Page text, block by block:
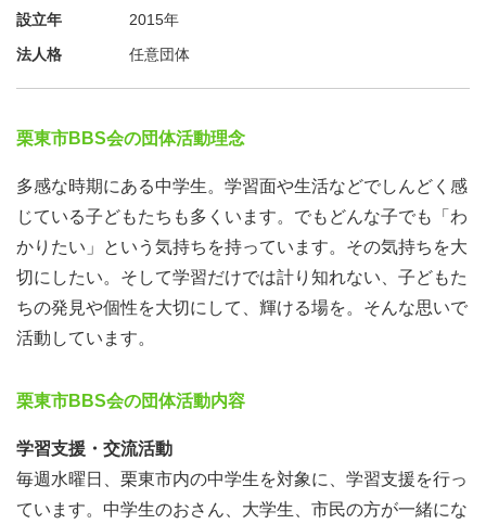
設立年
2015年
法人格
任意団体
栗東市BBS会の団体活動理念
多感な時期にある中学生。学習面や生活などでしんどく感
じている子どもたちも多くいます。でもどんな子でも「わ
かりたい」という気持ちを持っています。その気持ちを大
切にしたい。そして学習だけでは計り知れない、子どもた
ちの発見や個性を大切にして、輝ける場を。そんな思いで
活動しています。
栗東市BBS会の団体活動内容
学習支援・交流活動
毎週水曜日、栗東市内の中学生を対象に、学習支援を行っ
ています。中学生のおさん、大学生、市民の方が一緒にな